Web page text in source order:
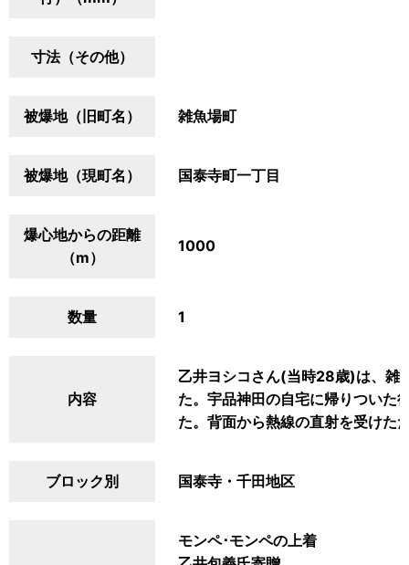
寸法（その他）
被爆地（旧町名） 雑魚場町
被爆地（現町名） 国泰寺町一丁目
爆心地からの距離
（m）
1000
数量 1
内容
乙井ヨシコさん(当時28歳)は、雑
た。宇品神田の自宅に帰りついた
た。背面から熱線の直射を受けた
ブロック別 国泰寺・千田地区
モンペ･モンペの上着